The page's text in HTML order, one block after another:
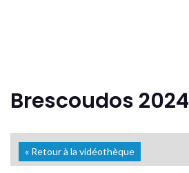
Brescoudos 2024
« Retour à la vidéothèque